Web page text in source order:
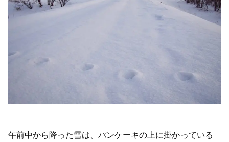
午前中から降った雪は、パンケーキの上に掛かっている